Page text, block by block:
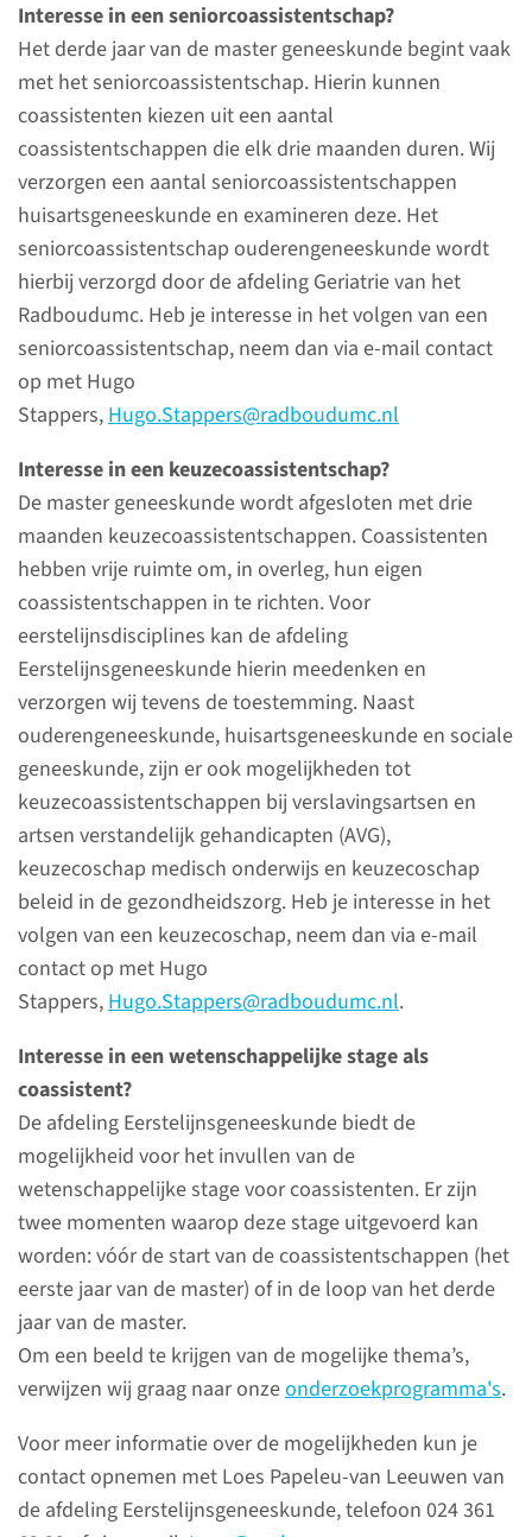
Interesse in een seniorcoassistentschap?
Het derde jaar van de master geneeskunde begint vaak
met het seniorcoassistentschap. Hierin kunnen
coassistenten kiezen uit een aantal
coassistentschappen die elk drie maanden duren. Wij
verzorgen een aantal seniorcoassistentschappen
huisartsgeneeskunde en examineren deze. Het
seniorcoassistentschap ouderengeneeskunde wordt
hierbij verzorgd door de afdeling Geriatrie van het
Radboudumc. Heb je interesse in het volgen van een
seniorcoassistentschap, neem dan via e-mail contact
op met Hugo
Stappers,Hugo.Stappers@radboudumc.nl
Interesse in een keuzecoassistentschap?
De master geneeskunde wordt afgesloten met drie
maanden keuzecoassistentschappen. Coassistenten
hebben vrije ruimte om, in overleg, hun eigen
coassistentschappen in te richten. Voor
eerstelijnsdisciplines kan de afdeling
Eerstelijnsgeneeskunde hierin meedenken en
verzorgen wij tevens de toestemming. Naast
ouderengeneeskunde, huisartsgeneeskunde en sociale
geneeskunde, zijn er ook mogelijkheden tot
keuzecoassistentschappen bij verslavingsartsen en
artsen verstandelijk gehandicapten (AVG),
keuzecoschap medisch onderwijs en keuzecoschap
beleid in de gezondheidszorg. Heb je interesse in het
volgen van een keuzecoschap, neem dan via e-mail
contact op met Hugo
Stappers,Hugo.Stappers@radboudumc.nl.
Interesse in een wetenschappelijke stage als
coassistent?
De afdeling Eerstelijnsgeneeskunde biedt de
mogelijkheid voor het invullen van de
wetenschappelijke stage voor coassistenten. Er zijn
twee momenten waarop deze stage uitgevoerd kan
worden: vóór de start van de coassistentschappen (het
eerste jaar van de master) of in de loop van het derde
jaar van de master.
Om een beeld te krijgen van de mogelijke thema’s,
verwijzen wij graag naar onzeonderzoekprogramma's.
Voor meer informatie over de mogelijkheden kun je
contact opnemen met Loes Papeleu-van Leeuwen van
de afdeling Eerstelijnsgeneeskunde, telefoon 024 361
die taak met hun docentschap.
lees meer
Naar uw afspraak
Ingang: Studiecentrum
Route: 149
bekijk route
Coassistent­schappen
Wij verzorgen onder andere het
coassistentschap
huisartsgeneeskunde, een deel
van het coassistentschap
ouderengeneeskunde en het
coassistentschap
gezondheidzorg en public
health.
lees meer
Onderwijs
in de medische vervolg­
opleidingen
De afdeling
Eerstelijnsgeneeskunde is
intensief betrokken bij het
ontwikkelen en geven van
onderwijs in meerdere
medische vervolgopleidingen.
lees meer